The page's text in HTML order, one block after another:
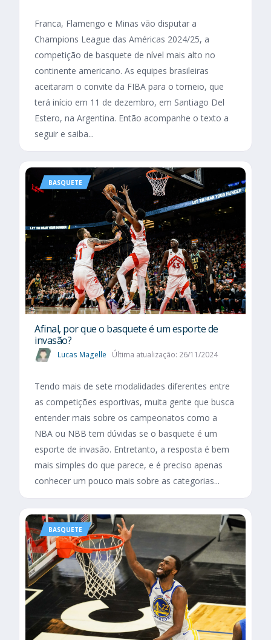
Franca, Flamengo e Minas vão disputar a
Champions League das Américas 2024/25, a
competição de basquete de nível mais alto no
continente americano. As equipes brasileiras
aceitaram o convite da FIBA para o torneio, que
terá início em 11 de dezembro, em Santiago Del
Estero, na Argentina. Então acompanhe o texto a
seguir e saiba...
BASQUETE
Afinal, por que o basquete é um esporte de
invasão?
Lucas Magelle Última atualização: 26/11/2024
Tendo mais de sete modalidades diferentes entre
as competições esportivas, muita gente que busca
entender mais sobre os campeonatos como a
NBA ou NBB tem dúvidas se o basquete é um
esporte de invasão. Entretanto, a resposta é bem
mais simples do que parece, e é preciso apenas
conhecer um pouco mais sobre as categorias...
BASQUETE